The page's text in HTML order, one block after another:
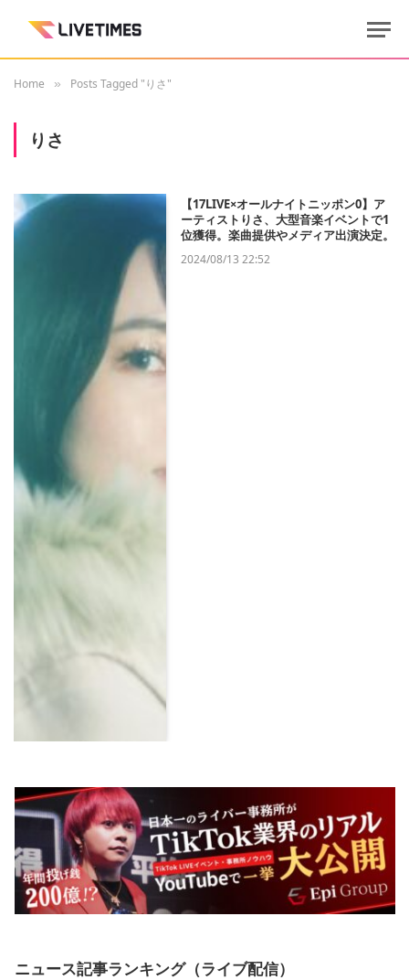
Home » Posts Tagged "りさ"
りさ
【17LIVE×オールナイトニッポン0】ア
ーティストりさ、大型音楽イベントで1
位獲得。楽曲提供やメディア出演決定。
2024/08/13 22:52
ニュース記事ランキング（ライブ配信）